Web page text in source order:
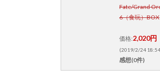
Fate/Grand
6（食玩）BOX
価格:2,020円
(2019/2/24
感想(0件)